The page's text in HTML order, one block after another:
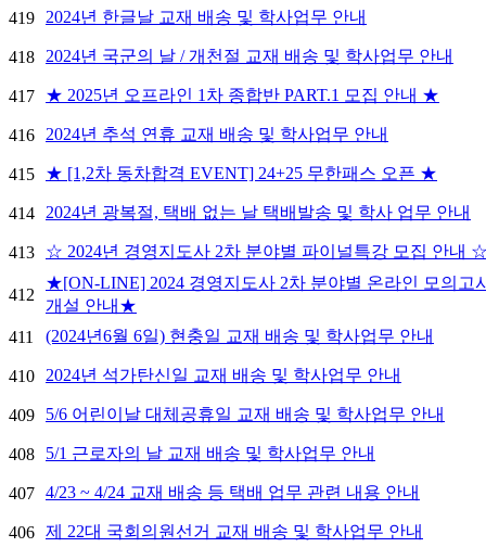
419 2024년 한글날 교재 배송 및 학사업무 안내
418 2024년 국군의 날 / 개천절 교재 배송 및 학사업무 안내
417 ★ 2025년 오프라인 1차 종합반 PART.1 모집 안내 ★
416 2024년 추석 연휴 교재 배송 및 학사업무 안내
415 ★ [1,2차 동차합격 EVENT] 24+25 무한패스 오픈 ★
414 2024년 광복절, 택배 없는 날 택배발송 및 학사 업무 안내
413 ☆ 2024년 경영지도사 2차 분야별 파이널특강 모집 안내
412
★[ON-LINE] 2024 경영지도사 2차 분야별 온라인 모의고
개설 안내★
411
(2024년6월 6일) 현충일 교재 배송 및 학사업무 안내
410 2024년 석가탄신일 교재 배송 및 학사업무 안내
409 5/6 어린이날 대체공휴일 교재 배송 및 학사업무 안내
408 5/1 근로자의 날 교재 배송 및 학사업무 안내
407 4/23 ~ 4/24 교재 배송 등 택배 업무 관련 내용 안내
406 제 22대 국회의원선거 교재 배송 및 학사업무 안내